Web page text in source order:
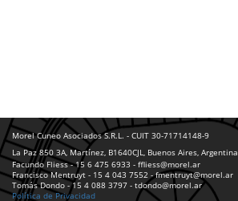
Morel Cuneo Asociados S.R.L. - CUIT 30-71714148-9
La Paz 850 3A, Martínez, B1640CJL, Buenos Aires, Argentina
Facundo Fliess - 15 6 475 6933 - ffliess@morel.ar
Francisco Mentruyt - 15 4 043 7552 - fmentruyt@morel.ar
Tomás Dondo - 15 4 088 3797 - tdondo@morel.ar
Política de Privacidad